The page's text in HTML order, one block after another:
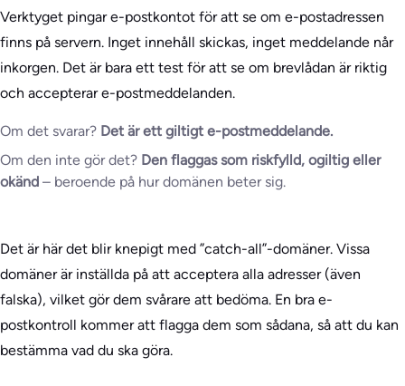
Verktyget pingar e-postkontot för att se om e-postadressen
finns på servern. Inget innehåll skickas, inget meddelande når
inkorgen. Det är bara ett test för att se om brevlådan är riktig
och accepterar e-postmeddelanden.
Om det svarar? Det är ett giltigt e-postmeddelande.
Om den inte gör det? Den flaggas som riskfylld, ogiltig eller
okänd – beroende på hur domänen beter sig.
Det är här det blir knepigt med ”catch-all”-domäner. Vissa
domäner är inställda på att acceptera alla adresser (även
falska), vilket gör dem svårare att bedöma. En bra e-
postkontroll kommer att flagga dem som sådana, så att du kan
bestämma vad du ska göra.